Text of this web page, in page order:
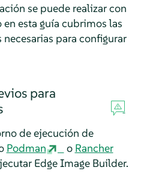
se puede realizar con
esta guía cubrimos las
para configurar
para
de ejecución de
Podman o Rancher
Edge Image Builder.